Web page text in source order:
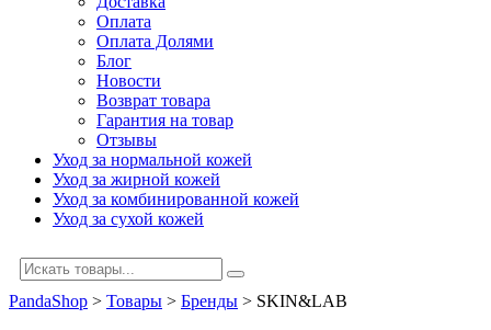
Оплата
Оплата Долями
Блог
Новости
Возврат товара
Гарантия на товар
Отзывы
Уход за нормальной кожей
Уход за жирной кожей
Уход за комбинированной кожей
Уход за сухой кожей
PandaShop > Товары > Бренды > SKIN&LAB